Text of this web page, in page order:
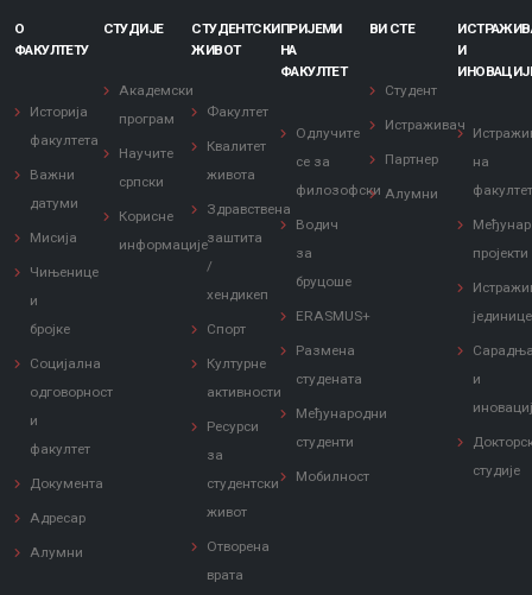
О
ФАКУЛТЕТУ
Историја
факултета
Важни
датуми
Мисија
Чињенице
и
бројке
Социјална
одговорност
и
факултет
Документа
Адресар
Алумни
СТУДИЈЕ
Академски
програм
Научите
српски
Корисне
информације
СТУДЕНТСКИ
ЖИВОТ
Факултет
Квалитет
живота
Здравствена
заштита
/
хендикеп
Спорт
Културне
активности
Ресурси
за
студентски
живот
Отворена
врата
ПРИЈЕМИ
НА
ФАКУЛТЕТ
Одлучите
се за
филозофски
Водич
за
бруцоше
ERASMUS+
Размена
студената
Међународни
студенти
Мобилност
ВИ СТЕ
Студент
Истраживач
Партнер
Алумни
И
на
пројекти
јединице
и
студије